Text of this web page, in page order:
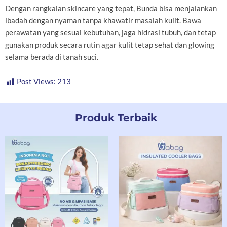
Dengan rangkaian skincare yang tepat, Bunda bisa menjalankan
ibadah dengan nyaman tanpa khawatir masalah kulit. Bawa
perawatan yang sesuai kebutuhan, jaga hidrasi tubuh, dan tetap
gunakan produk secara rutin agar kulit tetap sehat dan glowing
selama berada di tanah suci.
Post Views: 213
Produk Terbaik